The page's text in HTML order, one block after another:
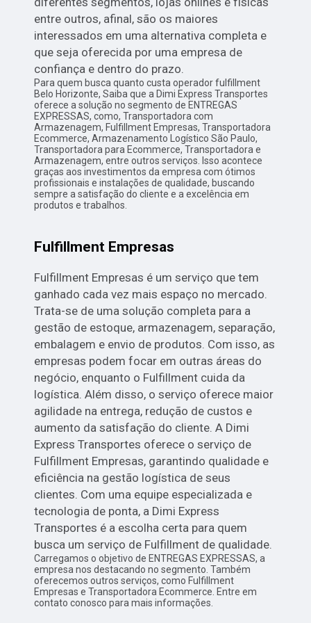
entre outros, afinal, são os maiores
interessados em uma alternativa completa e
que seja oferecida por uma empresa de
confiança e dentro do prazo.
Para quem busca quanto custa operador fulfillment
Belo Horizonte, Saiba que a Dimi Express Transportes
oferece a solução no segmento de ENTREGAS
EXPRESSAS, como, Transportadora com
Armazenagem, Fulfillment Empresas, Transportadora
Ecommerce, Armazenamento Logístico São Paulo,
Transportadora para Ecommerce, Transportadora e
Armazenagem, entre outros serviços. Isso acontece
graças aos investimentos da empresa com ótimos
profissionais e instalações de qualidade, buscando
sempre a satisfação do cliente e a excelência em
produtos e trabalhos.
Fulfillment Empresas
Fulfillment Empresas é um serviço que tem
ganhado cada vez mais espaço no mercado.
Trata-se de uma solução completa para a
gestão de estoque, armazenagem, separação,
embalagem e envio de produtos. Com isso, as
empresas podem focar em outras áreas do
negócio, enquanto o Fulfillment cuida da
logística. Além disso, o serviço oferece maior
agilidade na entrega, redução de custos e
aumento da satisfação do cliente. A Dimi
Express Transportes oferece o serviço de
Fulfillment Empresas, garantindo qualidade e
eficiência na gestão logística de seus
clientes. Com uma equipe especializada e
tecnologia de ponta, a Dimi Express
Transportes é a escolha certa para quem
busca um serviço de Fulfillment de qualidade.
Carregamos o objetivo de ENTREGAS EXPRESSAS, a
empresa nos destacando no segmento. Também
oferecemos outros serviços, como Fulfillment
Empresas e Transportadora Ecommerce. Entre em
contato conosco para mais informações.